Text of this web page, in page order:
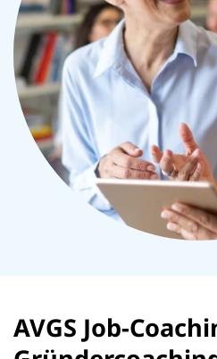
AVGS Job-